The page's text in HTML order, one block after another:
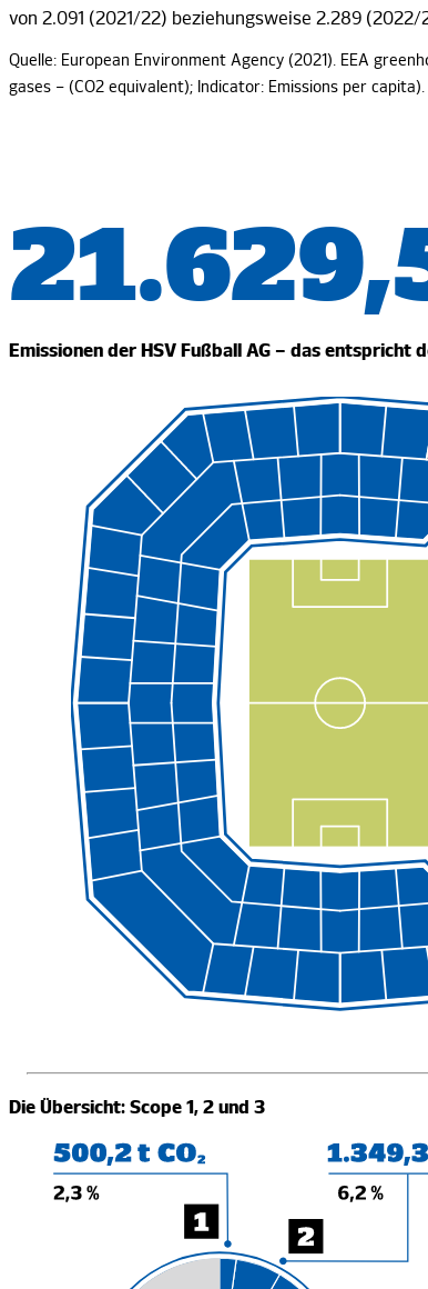
von 2.091 (2021/22) beziehungsweise 2.289 (2022/
Quelle: European Environment Agency (2021). EEA
gases – (CO2 equivalent); Indicator: Emissions per capita)
Emissionen der HSV Fußball AG – das entspricht
Emissionen der HSV Fußball AG – das entspricht
Die Übersicht: Scope 1, 2 und 3